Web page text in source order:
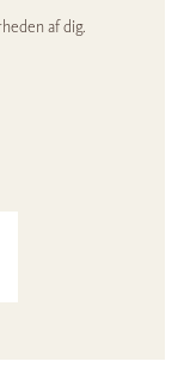
af dig.